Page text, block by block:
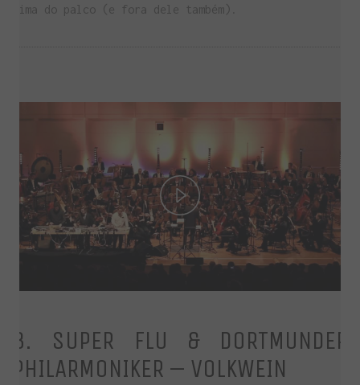
cima do palco (e fora dele também).
Play
Video
8. SUPER FLU & DORTMUNDER
PHILARMONIKER – VOLKWEIN